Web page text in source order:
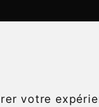
votre